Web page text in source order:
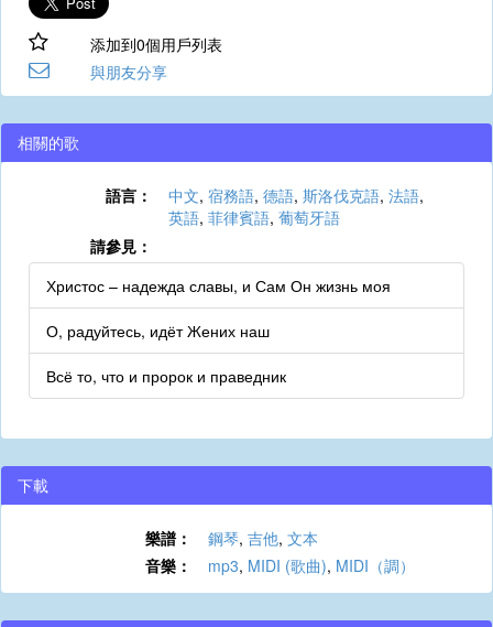
添加到0個用戶列表
與朋友分享
相關的歌
語言： 中文, 宿務語, 德語, 斯洛伐克語, 法語,
英語, 菲律賓語, 葡萄牙語
請參見：
Христос – надежда славы, и Сам Он жизнь моя
О, радуйтесь, идёт Жених наш
Всё то, что и пророк и праведник
下載
樂譜： 鋼琴, 吉他, 文本
音樂：
mp3, MIDI (歌曲), MIDI（調）